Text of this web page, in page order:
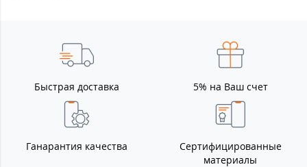
Быстрая доставка 5% на Ваш счет
Ганарантия качества
Сертифицированные
материалы